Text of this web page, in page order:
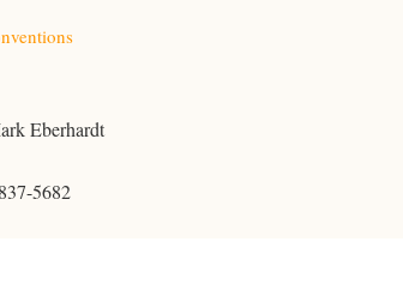
Eberhardt
5682